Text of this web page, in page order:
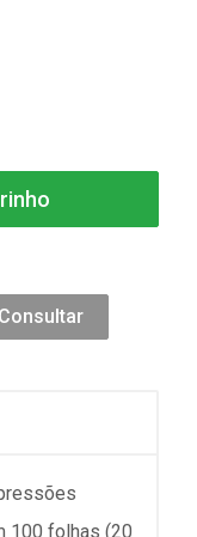
Consultar
100 folhas (20